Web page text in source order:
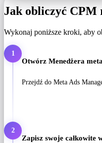
Jak obliczyć CPM
Wykonaj poniższe kroki, aby
1
Otwórz Menedżera
Przejdź do Meta Ads
2
Zapisz swoje całkowite